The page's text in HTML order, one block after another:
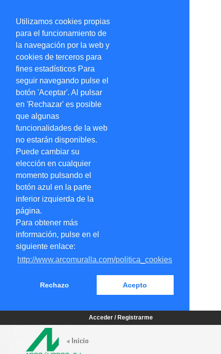
Utilizamos cookies propias
para el funcionamiento de
la navegación por la web y
cookies de terceros para
fines estadísticos Para
seguir navegando pulse el
botón 'Aceptar'. Al pulsar
en 'Rechazar' es posible
que algunas
funcionalidades de la web
no estarán disponibles.
Puede cambiar su
elección en cualquier
momento pulsando el
botón azul en la parte
inferior izquierda de la
página.
Para obtener más
información, pulse en el
siguiente enlace:
http://www.arcomuralla.com/politica_cookies
Rechazo Acepto
Acceder / Registrarme